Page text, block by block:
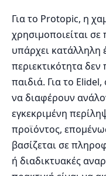
Για το Protopic, η
χρησιμοποιείται
υπάρχει κατάλληλη
περιεκτικότητα δεν
παιδιά. Για το Elidel,
να διαφέρουν
εγκεκριμένη
προϊόντος,
βασίζεται σε
ή διαδικτυακές